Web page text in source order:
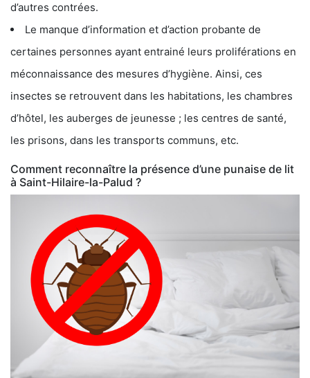
d’autres contrées.
Le manque d’information et d’action probante de
certaines personnes ayant entrainé leurs proliférations en
méconnaissance des mesures d’hygiène. Ainsi, ces
insectes se retrouvent dans les habitations, les chambres
d’hôtel, les auberges de jeunesse ; les centres de santé,
les prisons, dans les transports communs, etc.
Comment reconnaître la présence d’une punaise de lit
à Saint-Hilaire-la-Palud ?